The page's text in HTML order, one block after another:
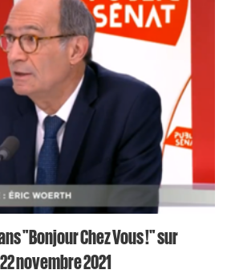
"Bonjour Chez Vous !" sur
novembre 2021